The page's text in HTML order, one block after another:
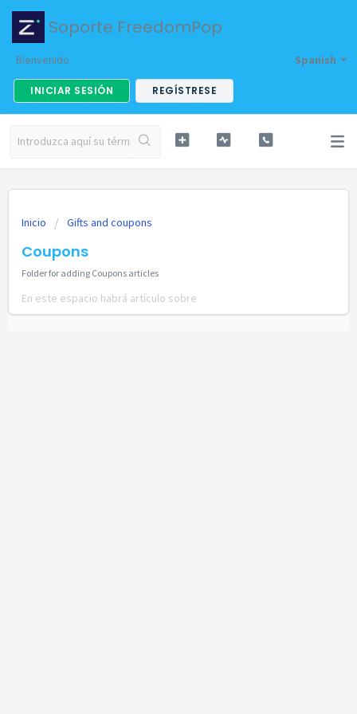
Soporte FreedomPop
Spanish
Bienvenido
INICIAR SESIÓN REGÍSTRESE
Inicio Gifts and coupons
Coupons
Folder for adding Coupons articles
En este espacio habrá artículo sobre